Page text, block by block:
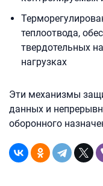
теплоотвода,
твердотельных
нагрузках
Эти механизмы
данных и
оборонного